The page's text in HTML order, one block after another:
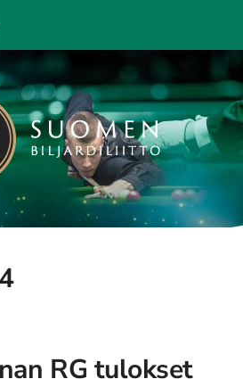
Suomen Biljardiliitto ry
RG tulokset